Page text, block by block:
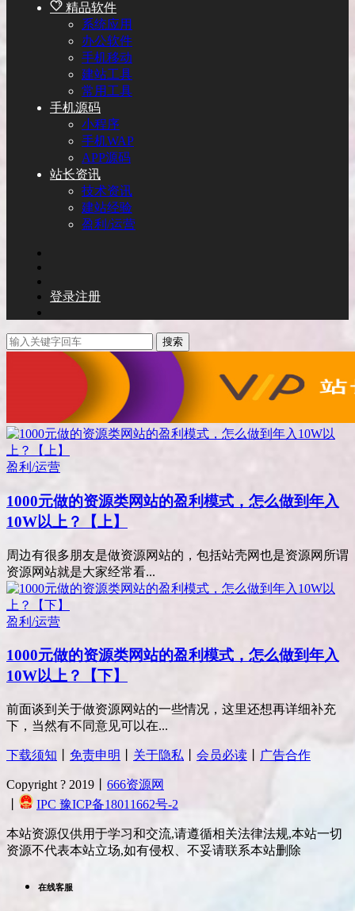
精品软件
系统应用
办公软件
手机移动
建站工具
常用工具
手机源码
小程序
手机WAP
APP源码
站长资讯
技术资讯
建站经验
盈利/运营
登录注册
搜索
盈利/运营
1000元做的资源类网站的盈利模式，怎么做到年入
10W以上？【上】
周边有很多朋友是做资源网站的，包括站壳网也是资源网所谓
资源网站就是大家经常看...
盈利/运营
1000元做的资源类网站的盈利模式，怎么做到年入
10W以上？【下】
前面谈到关于做资源网站的一些情况，这里还想再详细补充
下，当然有不同意见可以在...
下载须知 免责申明 关于隐私 会员必读 广告合作
Copyright ? 2019丨 666资源网
IPC 豫ICP备18011662号-2
本站资源仅供用于学习和交流,请遵循相关法律法规,本站一切
资源不代表本站立场,如有侵权、不妥请联系本站删除
在线客服